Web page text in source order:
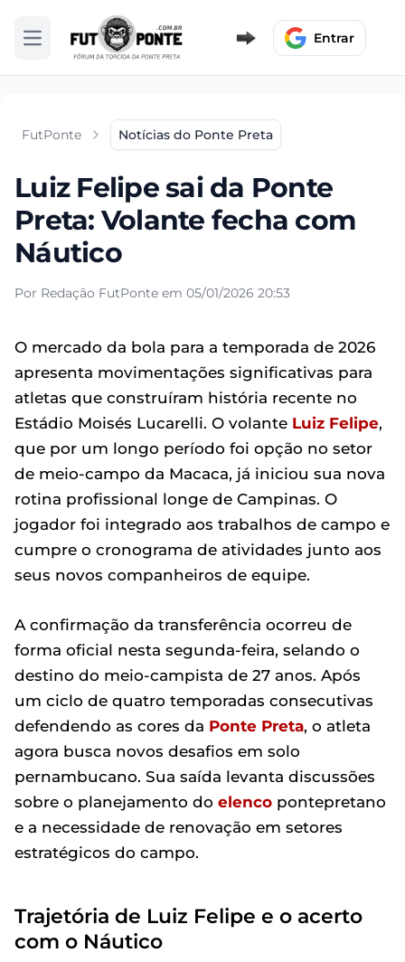
Abrir menu Entrar
FutPonte Notícias do Ponte Preta
Luiz Felipe sai da Ponte
Preta: Volante fecha com
Náutico
Por Redação FutPonte em 05/01/2026 20:53
O mercado da bola para a temporada de 2026
apresenta movimentações significativas para
atletas que construíram história recente no
Estádio Moisés Lucarelli. O volante Luiz Felipe,
que por um longo período foi opção no setor
de meio-campo da Macaca, já iniciou sua nova
rotina profissional longe de Campinas. O
jogador foi integrado aos trabalhos de campo e
cumpre o cronograma de atividades junto aos
seus novos companheiros de equipe.
A confirmação da transferência ocorreu de
forma oficial nesta segunda-feira, selando o
destino do meio-campista de 27 anos. Após
um ciclo de quatro temporadas consecutivas
defendendo as cores da Ponte Preta, o atleta
agora busca novos desafios em solo
pernambucano. Sua saída levanta discussões
sobre o planejamento do elenco pontepretano
e a necessidade de renovação em setores
estratégicos do campo.
Trajetória de Luiz Felipe e o acerto
com o Náutico